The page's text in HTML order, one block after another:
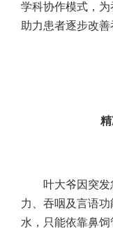
学科协作模式，为
助力患者逐步改善
精准
叶大爷因突发
力、吞咽及言语
水，只能依靠鼻